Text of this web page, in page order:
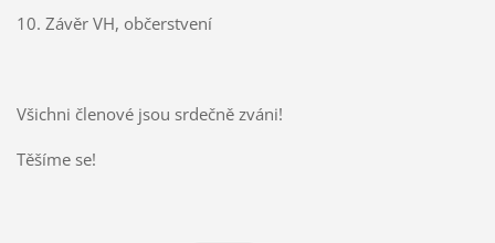
10. Závěr VH, občerstvení
Všichni členové jsou srdečně zváni!
Těšíme se!